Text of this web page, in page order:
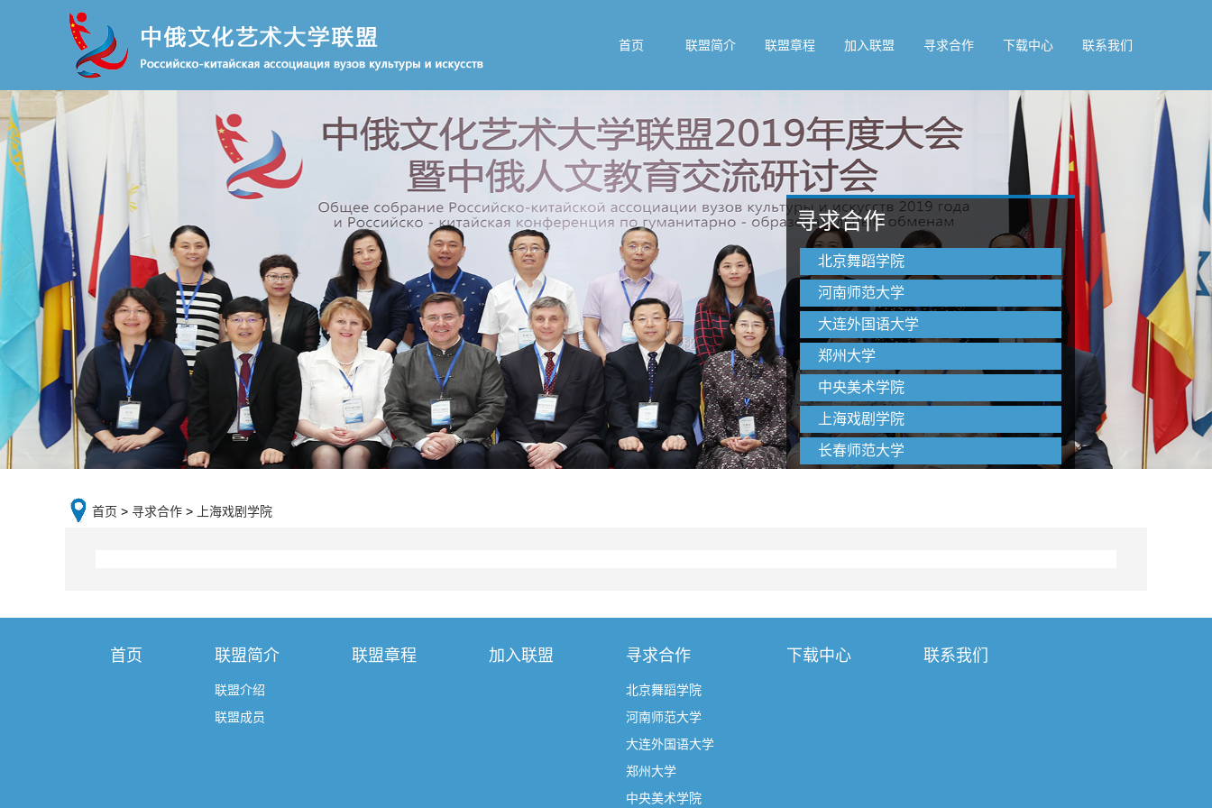
首页 联盟简介 联盟章程 加入联盟 寻求合作 下载中心 联系我们
寻求合作
北京舞蹈学院
河南师范大学
大连外国语大学
郑州大学
中央美术学院
上海戏剧学院
长春师范大学
首页 > 寻求合作 > 上海戏剧学院
首页 联盟简介
联盟介绍
联盟成员
联盟章程 加入联盟 寻求合作
北京舞蹈学院
河南师范大学
大连外国语大学
郑州大学
中央美术学院
下载中心 联系我们